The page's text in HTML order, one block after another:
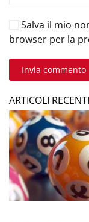
Salva il mio
browser per la
Invia commento
ARTICOLI RECENTI